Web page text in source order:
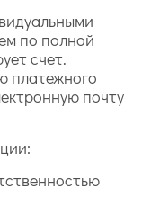
по полной
счет.
платежного
почту